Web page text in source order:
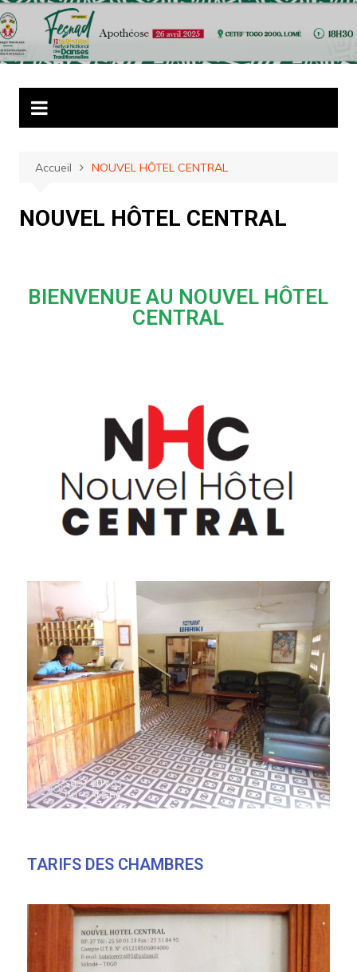
Accueil NOUVEL HÔTEL CENTRAL
NOUVEL HÔTEL CENTRAL
BIENVENUE AU NOUVEL HÔTEL
CENTRAL
TARIFS DES CHAMBRES